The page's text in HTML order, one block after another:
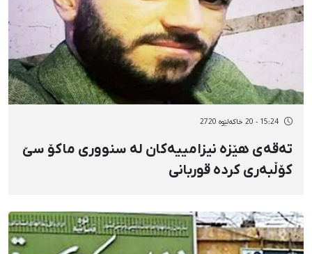
15:24 - 20 خاکەلێوه 2720
تەقەی هێزە نیزامییەکان لە سنووری ماکۆ سێ
کۆڵبەری کردە قوربانی